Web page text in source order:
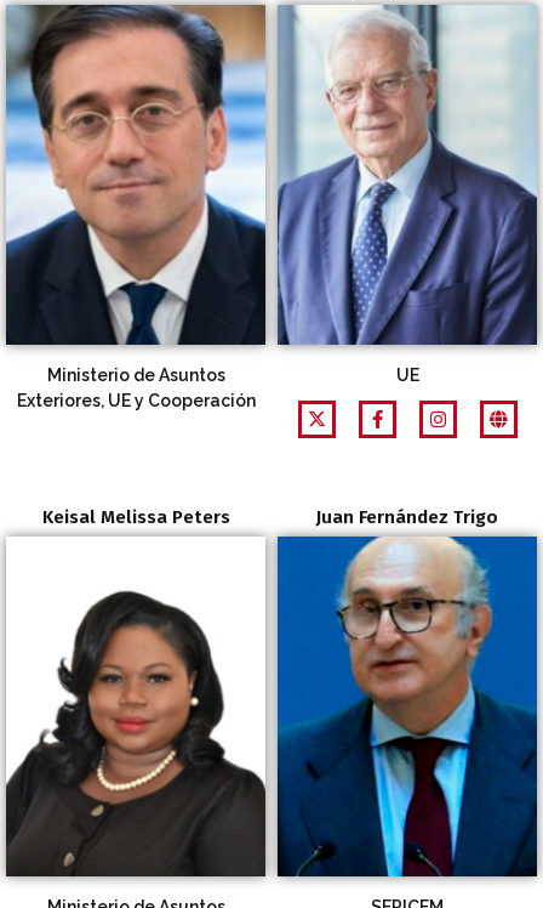
Ministerio de Asuntos
Exteriores, UE y Cooperación
UE
Keisal Melissa Peters Juan Fernández Trigo